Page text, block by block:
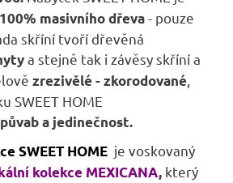
100% masivního dřeva- pouze
skříní tvoří dřevěná
a stejně tak i závěsy skříní a
zrezivělé - zkorodované,
SWEET HOME
půvab a jedinečnost.
SWEET HOME je voskovaný
kolekce MEXICANA, který